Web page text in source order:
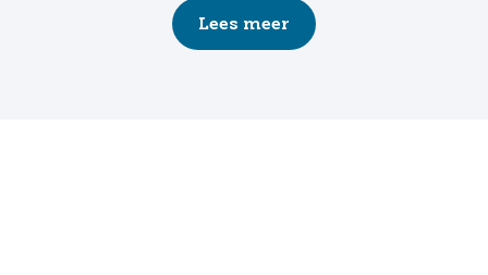
Lees meer